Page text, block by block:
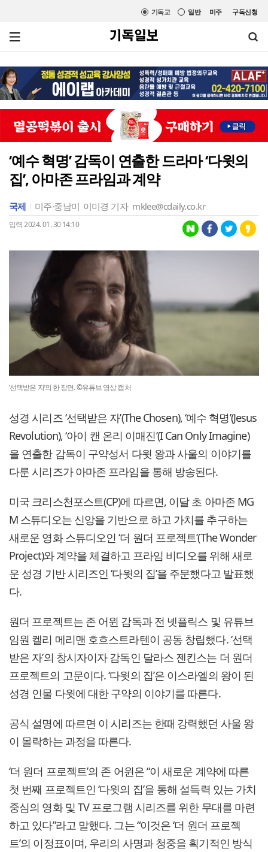
미주 구독신청
일반
기독교
‘예수 혁명’ 감독이 연출한 드라마 ‘다윗의
집’, 아마존 프라임과 계약
국제 미주·중남미 이미경 기자 mklee@cdaily.co.kr
입력 2024. 01. 30 14:10
‘선택받은 자’의 한 장면. ©유튜브 영상 캡처
성경 시리즈 ‘선택받은 자’(The Chosen), ‘예수 혁명’(Jesus
Revolution), ‘아이 캔 온리 이매진’(I Can Only Imagine)
을 연출한 감독이 구약성서 다윗 왕과 사울의 이야기를
다룬 시리즈가 아마존 프라임을 통해 방송된다.
미국 크리스천포스트(CP)에 따르면, 이달 초 아마존 MG
M 스튜디오는 신앙을 기반으로 하고 가치를 추구하는
새로운 영화 스튜디오인 ‘더 원더 프로젝트’(The Wonder
Project)와 계약을 체결하고 프라임 비디오를 위해 새로
운 성경 기반 시리즈인 ‘다윗의 집’을 주문했다고 발표했
다.
원더 프로젝트는 존 어윈 감독과 전 넷플릭스 및 유튜브
임원 켈리 메리맨 호흐스트라텐이 공동 창립했다. ‘선택
받은 자’의 창시자이자 감독인 달라스 젠킨스는 더 원더
프로젝트의 고문이다. ‘다윗의 집’은 이스라엘의 왕이 된
성경 인물 다윗에 대한 구약의 이야기를 따른다.
공식 설명에 따르면 이 시리즈는 한때 강력했던 사울 왕
이 몰락하는 과정을 따른다.
‘더 원더 프로젝트’의 존 어윈은 “이 새로운 계약에 따른
첫 번째 프로젝트인 ‘다윗의 집’을 통해 설득력 있는 가치
중심의 영화 및 TV 프로그램 시리즈를 위한 무대를 마련
하고 있다”라고 말했다. 그는 “이것은 ‘더 원더 프로젝
트’의 이정표이며, 우리의 사명과 청중을 획기적인 방식